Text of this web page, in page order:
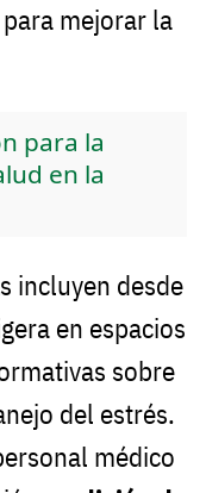
mejorar la
para la
en la
incluyen desde
en espacios
sobre
del estrés.
médico